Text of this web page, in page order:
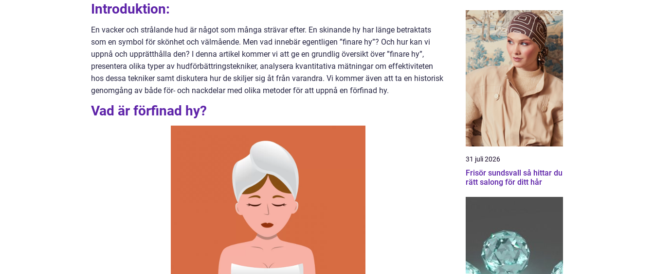
Introduktion:
En vacker och strålande hud är något som många strävar efter. En skinande hy har länge betraktats
som en symbol för skönhet och välmående. Men vad innebär egentligen ”finare hy”? Och hur kan vi
uppnå och upprätthålla den? I denna artikel kommer vi att ge en grundlig översikt över ”finare hy”,
presentera olika typer av hudförbättringstekniker, analysera kvantitativa mätningar om effektiviteten
hos dessa tekniker samt diskutera hur de skiljer sig åt från varandra. Vi kommer även att ta en historisk
genomgång av både för- och nackdelar med olika metoder för att uppnå en förfinad hy.
Vad är förfinad hy?
31 juli 2026
Frisör sundsvall så hittar du
rätt salong för ditt hår